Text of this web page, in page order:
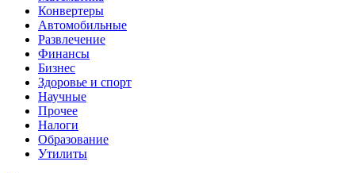
Конвертеры
Автомобильные
Развлечение
Финансы
Бизнес
Здоровье и спорт
Научные
Прочее
Налоги
Образование
Утилиты